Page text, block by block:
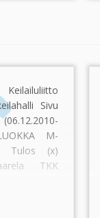
Sivu
M-
Tulos (x)
TKK
1216